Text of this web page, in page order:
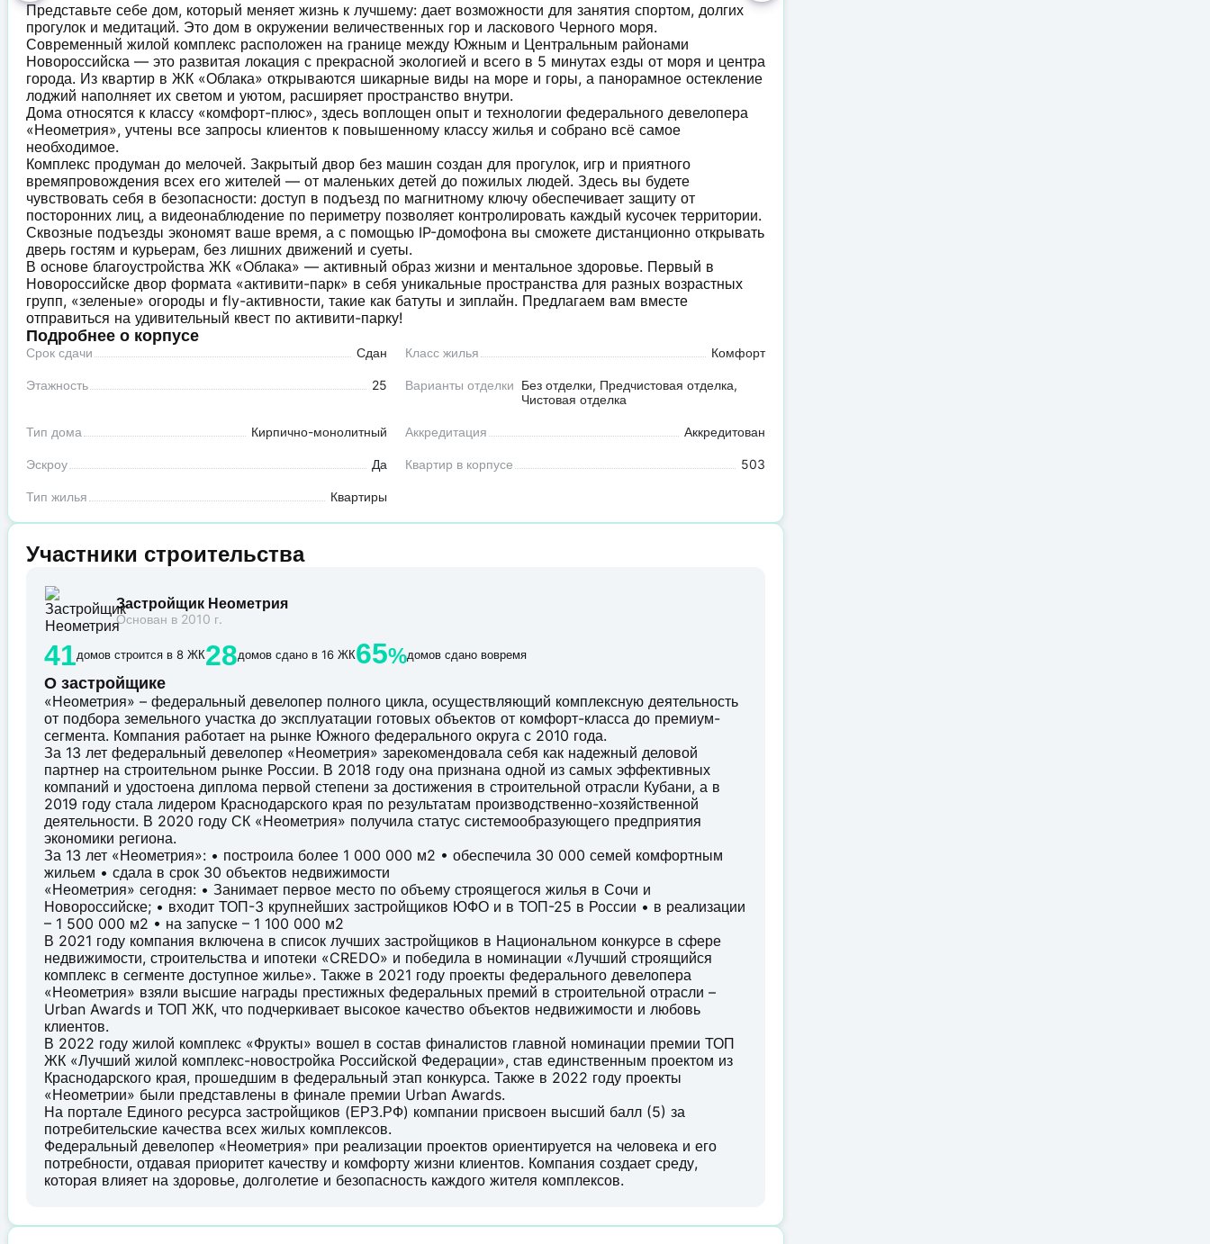
Представьте себе дом, который меняет жизнь к лучшему: дает возможности для занятия спортом, долгих
прогулок и медитаций. Это дом в окружении величественных гор и ласкового Черного моря.
Современный жилой комплекс расположен на границе между Южным и Центральным районами
Новороссийска — это развитая локация с прекрасной экологией и всего в 5 минутах езды от моря и центра
города. Из квартир в ЖК «Облака» открываются шикарные виды на море и горы, а панорамное остекление
лоджий наполняет их светом и уютом, расширяет пространство внутри.
Дома относятся к классу «комфорт-плюс», здесь воплощен опыт и технологии федерального девелопера
«Неометрия», учтены все запросы клиентов к повышенному классу жилья и собрано всё самое
необходимое.
Комплекс продуман до мелочей. Закрытый двор без машин создан для прогулок, игр и приятного
времяпровождения всех его жителей — от маленьких детей до пожилых людей. Здесь вы будете
чувствовать себя в безопасности: доступ в подъезд по магнитному ключу обеспечивает защиту от
посторонних лиц, а видеонаблюдение по периметру позволяет контролировать каждый кусочек территории.
Сквозные подъезды экономят ваше время, а с помощью IP-домофона вы сможете дистанционно открывать
дверь гостям и курьерам, без лишних движений и суеты.
В основе благоустройства ЖК «Облака» — активный образ жизни и ментальное здоровье. Первый в
Новороссийске двор формата «активити-парк» в себя уникальные пространства для разных возрастных
групп, «зеленые» огороды и fly-активности, такие как батуты и зиплайн. Предлагаем вам вместе
отправиться на удивительный квест по активити-парку!
Подробнее о корпусе
Срок сдачи Сдан Класс жилья Комфорт
Этажность 25 Варианты отделки Без отделки, Предчистовая отделка,
Чистовая отделка
Тип дома Кирпично-монолитный Аккредитация Аккредитован
Эскроу Да Квартир в корпусе 503
Тип жилья Квартиры
Участники строительства
Застройщик Неометрия
Основан в 2010 г.
41домов строится в 8 ЖК28домов сдано в 16 ЖК65%домов сдано вовремя
О застройщике
«Неометрия» – федеральный девелопер полного цикла, осуществляющий комплексную деятельность
от подбора земельного участка до эксплуатации готовых объектов от комфорт-класса до премиум-
сегмента. Компания работает на рынке Южного федерального округа с 2010 года.
За 13 лет федеральный девелопер «Неометрия» зарекомендовала себя как надежный деловой
партнер на строительном рынке России. В 2018 году она признана одной из самых эффективных
компаний и удостоена диплома первой степени за достижения в строительной отрасли Кубани, а в
2019 году стала лидером Краснодарского края по результатам производственно-хозяйственной
деятельности. В 2020 году СК «Неометрия» получила статус системообразующего предприятия
экономики региона.
За 13 лет «Неометрия»: • построила более 1 000 000 м2 • обеспечила 30 000 семей комфортным
жильем • сдала в срок 30 объектов недвижимости
«Неометрия» сегодня: • Занимает первое место по объему строящегося жилья в Сочи и
Новороссийске; • входит ТОП-3 крупнейших застройщиков ЮФО и в ТОП-25 в России • в реализации
– 1 500 000 м2 • на запуске – 1 100 000 м2
В 2021 году компания включена в список лучших застройщиков в Национальном конкурсе в сфере
недвижимости, строительства и ипотеки «CREDO» и победила в номинации «Лучший строящийся
комплекс в сегменте доступное жилье». Также в 2021 году проекты федерального девелопера
«Неометрия» взяли высшие награды престижных федеральных премий в строительной отрасли –
Urban Awards и ТОП ЖК, что подчеркивает высокое качество объектов недвижимости и любовь
клиентов.
В 2022 году жилой комплекс «Фрукты» вошел в состав финалистов главной номинации премии ТОП
ЖК «Лучший жилой комплекс-новостройка Российской Федерации», став единственным проектом из
Краснодарского края, прошедшим в федеральный этап конкурса. Также в 2022 году проекты
«Неометрии» были представлены в финале премии Urban Awards.
На портале Единого ресурса застройщиков (ЕРЗ.РФ) компании присвоен высший балл (5) за
потребительские качества всех жилых комплексов.
Федеральный девелопер «Неометрия» при реализации проектов ориентируется на человека и его
потребности, отдавая приоритет качеству и комфорту жизни клиентов. Компания создает среду,
которая влияет на здоровье, долголетие и безопасность каждого жителя комплексов.